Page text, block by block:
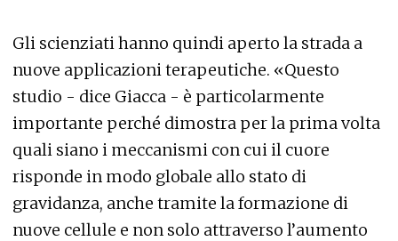
Gli scienziati hanno quindi aperto la strada a
nuove applicazioni terapeutiche. «Questo
studio - dice Giacca - è particolarmente
importante perché dimostra per la prima volta
quali siano i meccanismi con cui il cuore
risponde in modo globale allo stato di
gravidanza, anche tramite la formazione di
nuove cellule e non solo attraverso l’aumento